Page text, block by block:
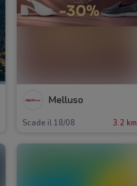
Melluso
Scade il 18/08 3.2 km